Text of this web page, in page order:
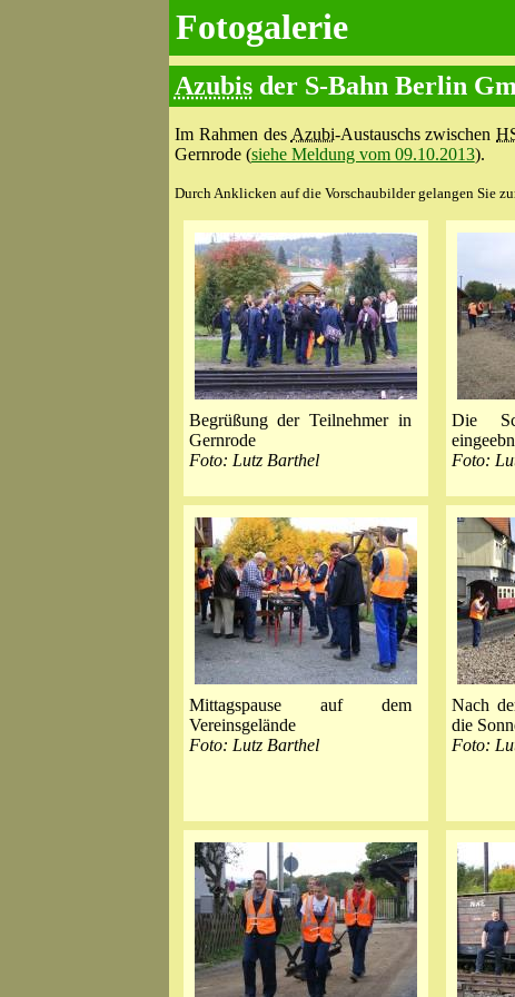
Fotogalerie
Azubisder S-Bahn Berlin
Im Rahmen des Azubi-Austauschs zwischen
Gernrode (siehe Meldung vom 09.10.2013).
Durch Anklicken auf die Vorschaubilder gelangen Sie
Begrüßung der Teilnehmer in
Gernrode
Foto: Lutz Barthel
Die
Foto:
Mittagspause auf dem
Vereinsgelände
Foto: Lutz Barthel
Nach
die
Foto: